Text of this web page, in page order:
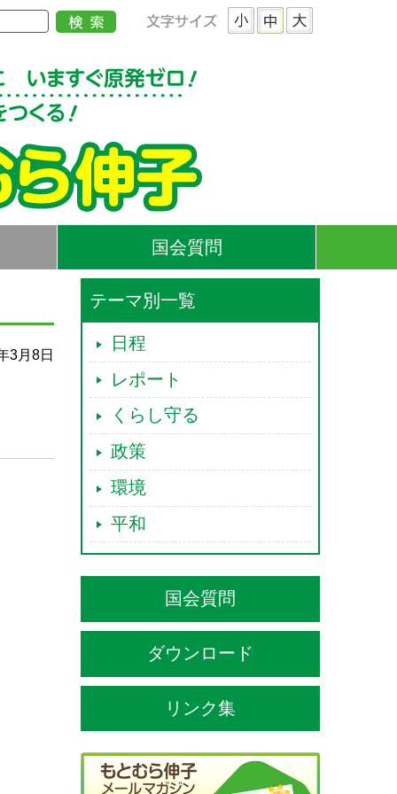
国会質問
3月8日
テーマ別一覧
日程
レポート
くらし守る
政策
環境
平和
国会質問
ダウンロード
リンク集